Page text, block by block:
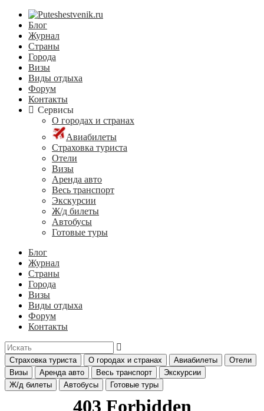
Блог
Журнал
Страны
Города
Визы
Виды отдыха
Форум
Контакты
Сервисы
О городах и странах
Авиабилеты
Страховка туриста
Отели
Визы
Аренда авто
Весь транспорт
Экскурсии
Ж/д билеты
Автобусы
Готовые туры
Блог
Журнал
Страны
Города
Визы
Виды отдыха
Форум
Контакты
Страховка туриста О городах и странах Авиабилеты
Отели
Визы
Аренда авто Весь транспорт
Экскурсии
Ж/д билеты
Автобусы Готовые туры